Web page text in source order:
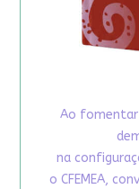
Ao fomentar
na
o CFEMEA,